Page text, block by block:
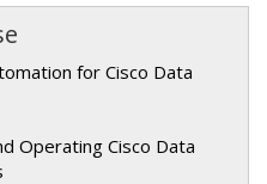
for Cisco Data
Operating Cisco Data